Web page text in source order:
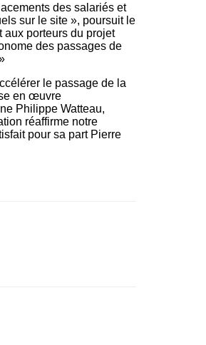
des salariés et
sur le site », poursuit le
aux porteurs du projet
des passages de
le passage de la
en œuvre
Philippe Watteau,
réaffirme notre
pour sa part Pierre